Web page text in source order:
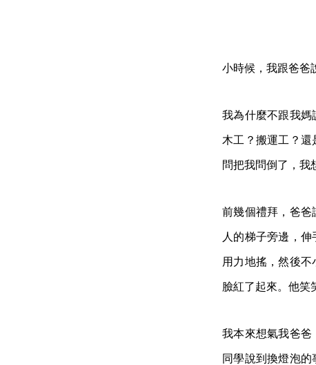
小時候，我跟爸爸
我為什麼不跟我媽
木工？搬運工？
問把我問倒了，我
前幾個禮拜，爸爸
人的梯子旁邊，
用力地搖，然後
臉紅了起來。他笑
我本來想氣我爸爸
同學說到換燈泡